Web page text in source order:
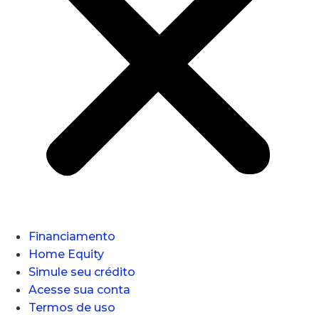
Financiamento
Home Equity
Simule seu crédito
Acesse sua conta
Termos de uso